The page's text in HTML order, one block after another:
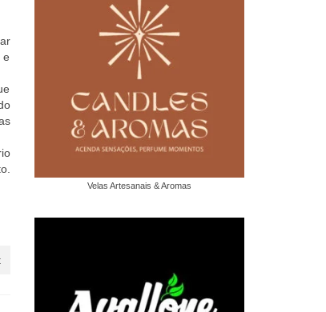
e
Velas Artesanais & Aromas